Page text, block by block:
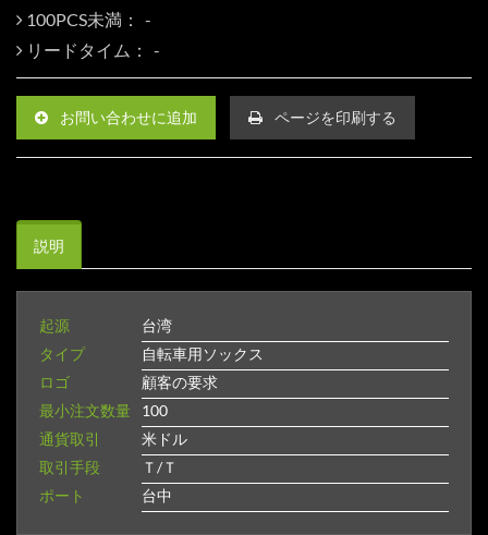
100PCS未満：
リードタイム：
お問い合わせに追加 ページを印刷する
説明
起源
台湾
タイプ
自転車用ソックス
ロゴ
顧客の要求
最小注文数量
100
通貨取引
米ドル
取引手段
Ｔ/Ｔ
ポート
台中